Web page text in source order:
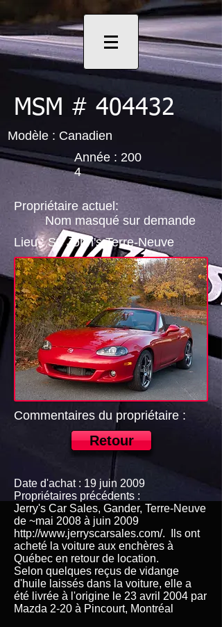
MSM # 404432
Modèle : Canadien
Année : 200
4
Propriétaire actuel:
Nom masqué sur demande
Lieu : St. John's Terre-Neuve
Commentaires du propriétaire :
Retour
Date d'achat : 19 juin 2009
Propriétaires précédents :
Jerry's Car Sales, Gander, Terre-Neuve
de ~mai 2008 à juin 2009
http://www.jerryscarsales.com/.
Ils ont
acheté la voiture aux enchères à
Québec en retour de location.
Selon quelques reçus de vidange
d'huile laissés dans la voiture, elle a
été livrée à l'origine le 23 avril 2004 par
Mazda 2-20 à Pincourt, Montréal